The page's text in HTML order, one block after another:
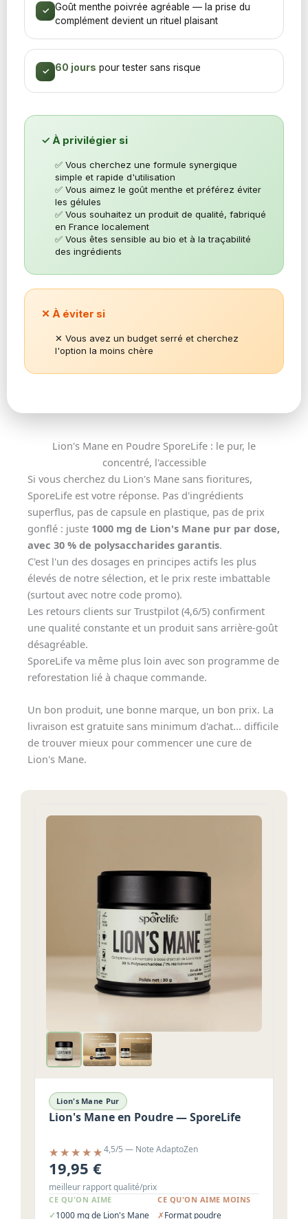
✓ Goût menthe poivrée agréable — la prise du
complément devient un rituel plaisant
✓ 60 jours pour tester sans risque
✓ À privilégier si
✅ Vous cherchez une formule synergique
simple et rapide d'utilisation
✅ Vous aimez le goût menthe et préférez éviter
les gélules
✅ Vous souhaitez un produit de qualité, fabriqué
en France localement
✅ Vous êtes sensible au bio et à la traçabilité
des ingrédients
✕ À éviter si
✕ Vous avez un budget serré et cherchez
l'option la moins chère
Lion's Mane en Poudre SporeLife : le pur, le
concentré, l'accessible
Si vous cherchez du Lion's Mane sans fioritures,
SporeLife est votre réponse. Pas d'ingrédients
superflus, pas de capsule en plastique, pas de prix
gonflé : juste 1000 mg de Lion's Mane pur par dose,
avec 30 % de polysaccharides garantis.
C'est l'un des dosages en principes actifs les plus
élevés de notre sélection, et le prix reste imbattable
(surtout avec notre code promo).
Les retours clients sur Trustpilot (4,6/5) confirment
une qualité constante et un produit sans arrière-goût
désagréable.
SporeLife va même plus loin avec son programme de
reforestation lié à chaque commande.
Un bon produit, une bonne marque, un bon prix. La
livraison est gratuite sans minimum d'achat... difficile
de trouver mieux pour commencer une cure de
Lion's Mane.
Lion's Mane Pur
Lion's Mane en Poudre — SporeLife
4,5/5 — Note AdaptoZen
19,95 €
meilleur rapport qualité/prix
CE QU'ON AIME
1000 mg de Lion's Mane
CE QU'ON AIME MOINS
Format poudre